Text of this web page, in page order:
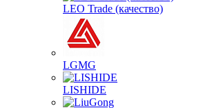
LEO Trade (качество)
LGMG
LISHIDE